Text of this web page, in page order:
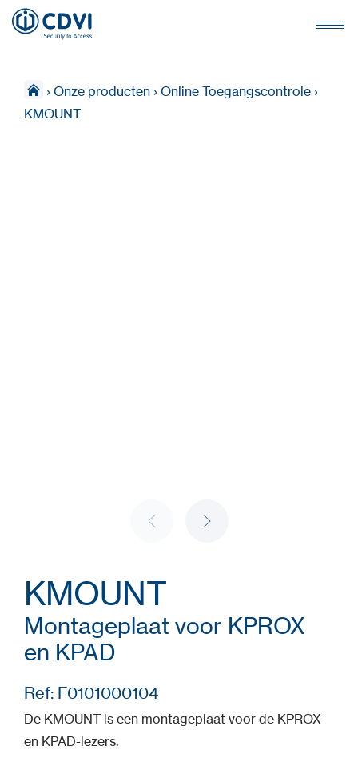
› Onze producten › Online Toegangscontrole ›
KMOUNT
KMOUNT
Montageplaat voor KPROX
en KPAD
Ref: F0101000104
De KMOUNT is een montageplaat voor de KPROX
en KPAD-lezers.